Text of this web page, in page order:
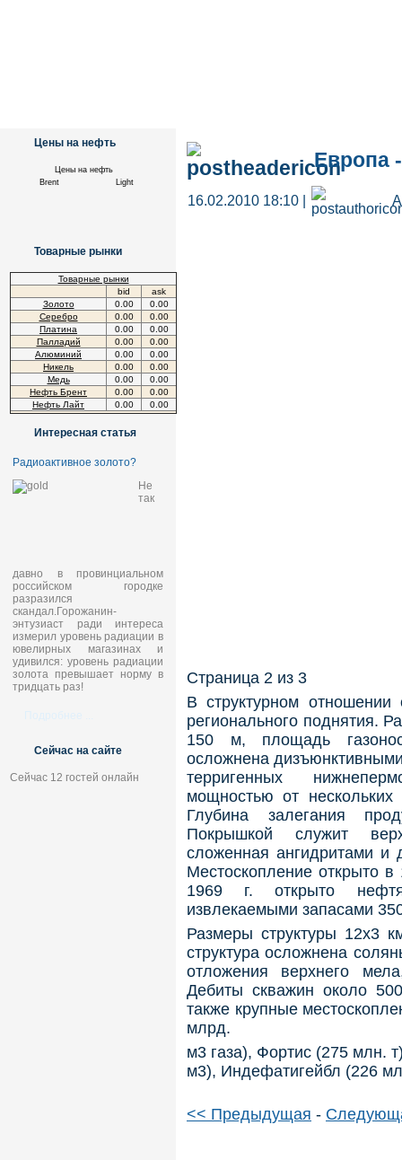
Цены на нефть
Цены на нефть
Brent
Light
Товарные рынки
Товарные рынки
bid
ask
Золото
0.00
0.00
Серебро
0.00
0.00
Платина
0.00
0.00
Палладий
0.00
0.00
Алюминий
0.00
0.00
Никель
0.00
0.00
Медь
0.00
0.00
Нефть Брент
0.00
0.00
Нефть Лайт
0.00 0.00
Интересная статья
Радиоактивное золото?
Не
так
давно в провинциальном
российском городке
разразился
скандал.Горожанин-
энтузиаст ради интереса
измерил уровень радиации в
ювелирных магазинах и
удивился: уровень радиации
золота превышает норму в
тридцать раз!
Сейчас на сайте
Сейчас 12 гостей онлайн
Европа
16.02.2010 18:10 |
Страница 2 из 3
В структурном
регионального поднятия.
150 м, площадь
осложнена
терригенных
мощностью от нескольких
Глубина залегания
Покрышкой служит
сложенная ангидритами
Местоскопление открыто
1969 г. открыто
извлекаемыми запасами
Размеры структуры 12x3
структура осложнена
отложения верхнего
Дебиты скважин около
также крупные
млрд.
м3 газа), Фортис (275 млн.
м3), Индефатигейбл (226
<< Предыдущая -